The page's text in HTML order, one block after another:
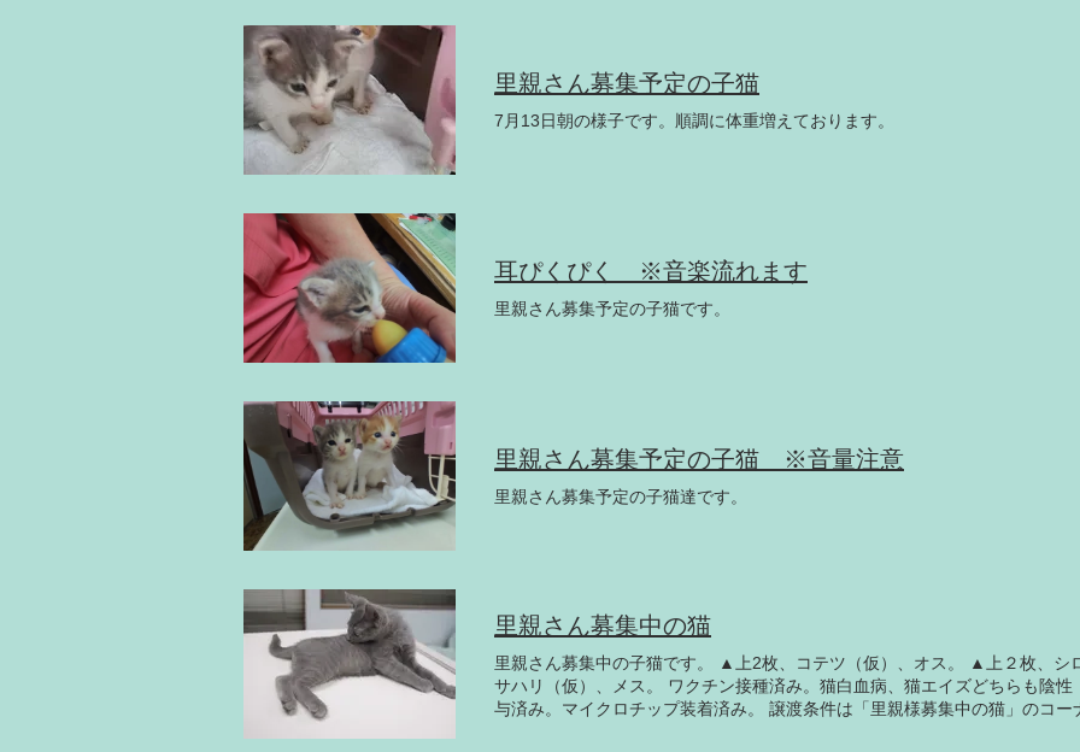
ました。 皆さんも参考にしてみてください。
里親さん募集予定の子猫
7月13日朝の様子です。順調に体重増えております。
耳ぴくぴく ※音楽流れます
里親さん募集予定の子猫です。
里親さん募集予定の子猫 ※音量注意
里親さん募集予定の子猫達です。
里親さん募集中の猫
里親さん募集中の子猫です。 ▲上2枚、コテツ（仮）、オス。 ▲上２枚、シ
サハリ（仮）、メス。 ワクチン接種済み。猫白血病、猫エイズどちらも陰
与済み。マイクロチップ装着済み。 譲渡条件は「里親様募集中の猫」のコー